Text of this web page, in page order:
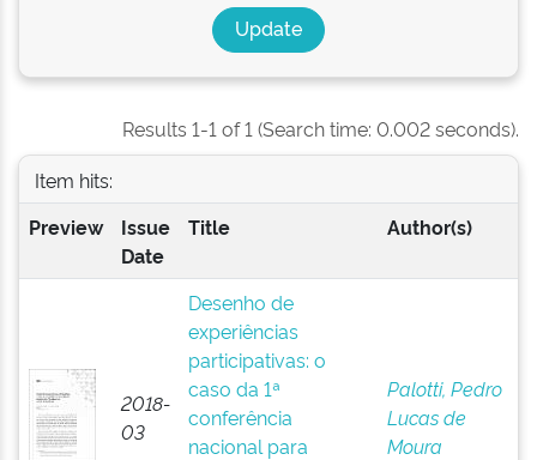
Results 1-1 of 1 (Search time: 0.002 seconds).
Item hits:
Preview
Issue
Date
Title Author(s)
2018-
03
Desenho de
experiências
participativas: o
caso da 1ª
conferência
nacional para
Palotti, Pedro
Lucas de
Moura